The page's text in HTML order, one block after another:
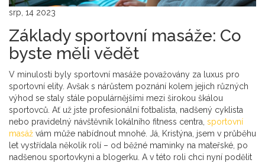
srp, 14 2023
Základy sportovní masáže: Co
byste měli vědět
V minulosti byly sportovní masáže považovány za luxus pro
sportovní elity. Avšak s nárůstem poznání kolem jejich různých
výhod se staly stále populárnějšími mezi širokou škálou
sportovců. Ať už jste profesionální fotbalista, nadšený cyklista
nebo pravidelný návštěvník lokálního fitness centra, sportovní
masáž vám může nabídnout mnohé. Já, Kristýna, jsem v průběhu
let vystřídala několik rolí – od běžné maminky na mateřské, po
nadšenou sportovkyni a blogerku. A v této roli chci nyní podělit